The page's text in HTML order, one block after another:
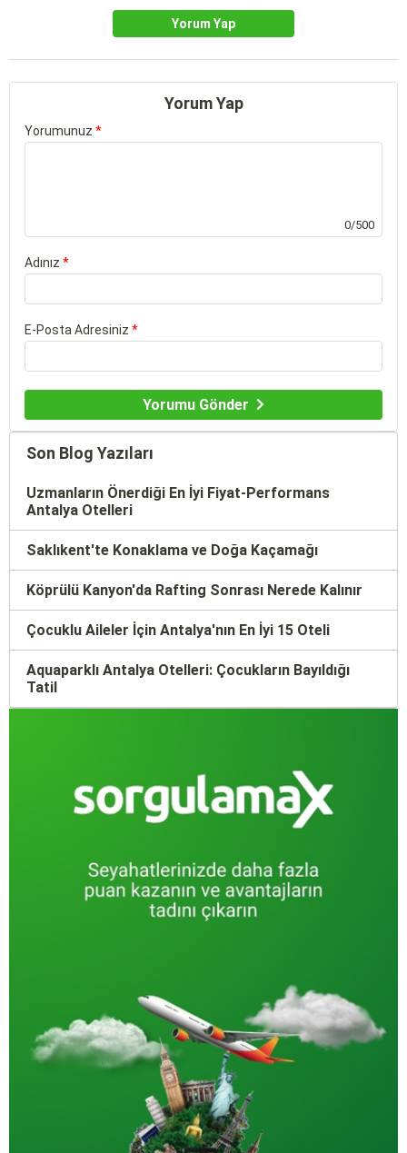
Yorum Yap
Yorum Yap
Yorumunuz *
0/500
Adınız *
E-Posta Adresiniz *
Yorumu Gönder
Son Blog Yazıları
Uzmanların Önerdiği En İyi Fiyat-Performans
Antalya Otelleri
Saklıkent'te Konaklama ve Doğa Kaçamağı
Köprülü Kanyon'da Rafting Sonrası Nerede Kalınır
Çocuklu Aileler İçin Antalya'nın En İyi 15 Oteli
Aquaparklı Antalya Otelleri: Çocukların Bayıldığı
Tatil